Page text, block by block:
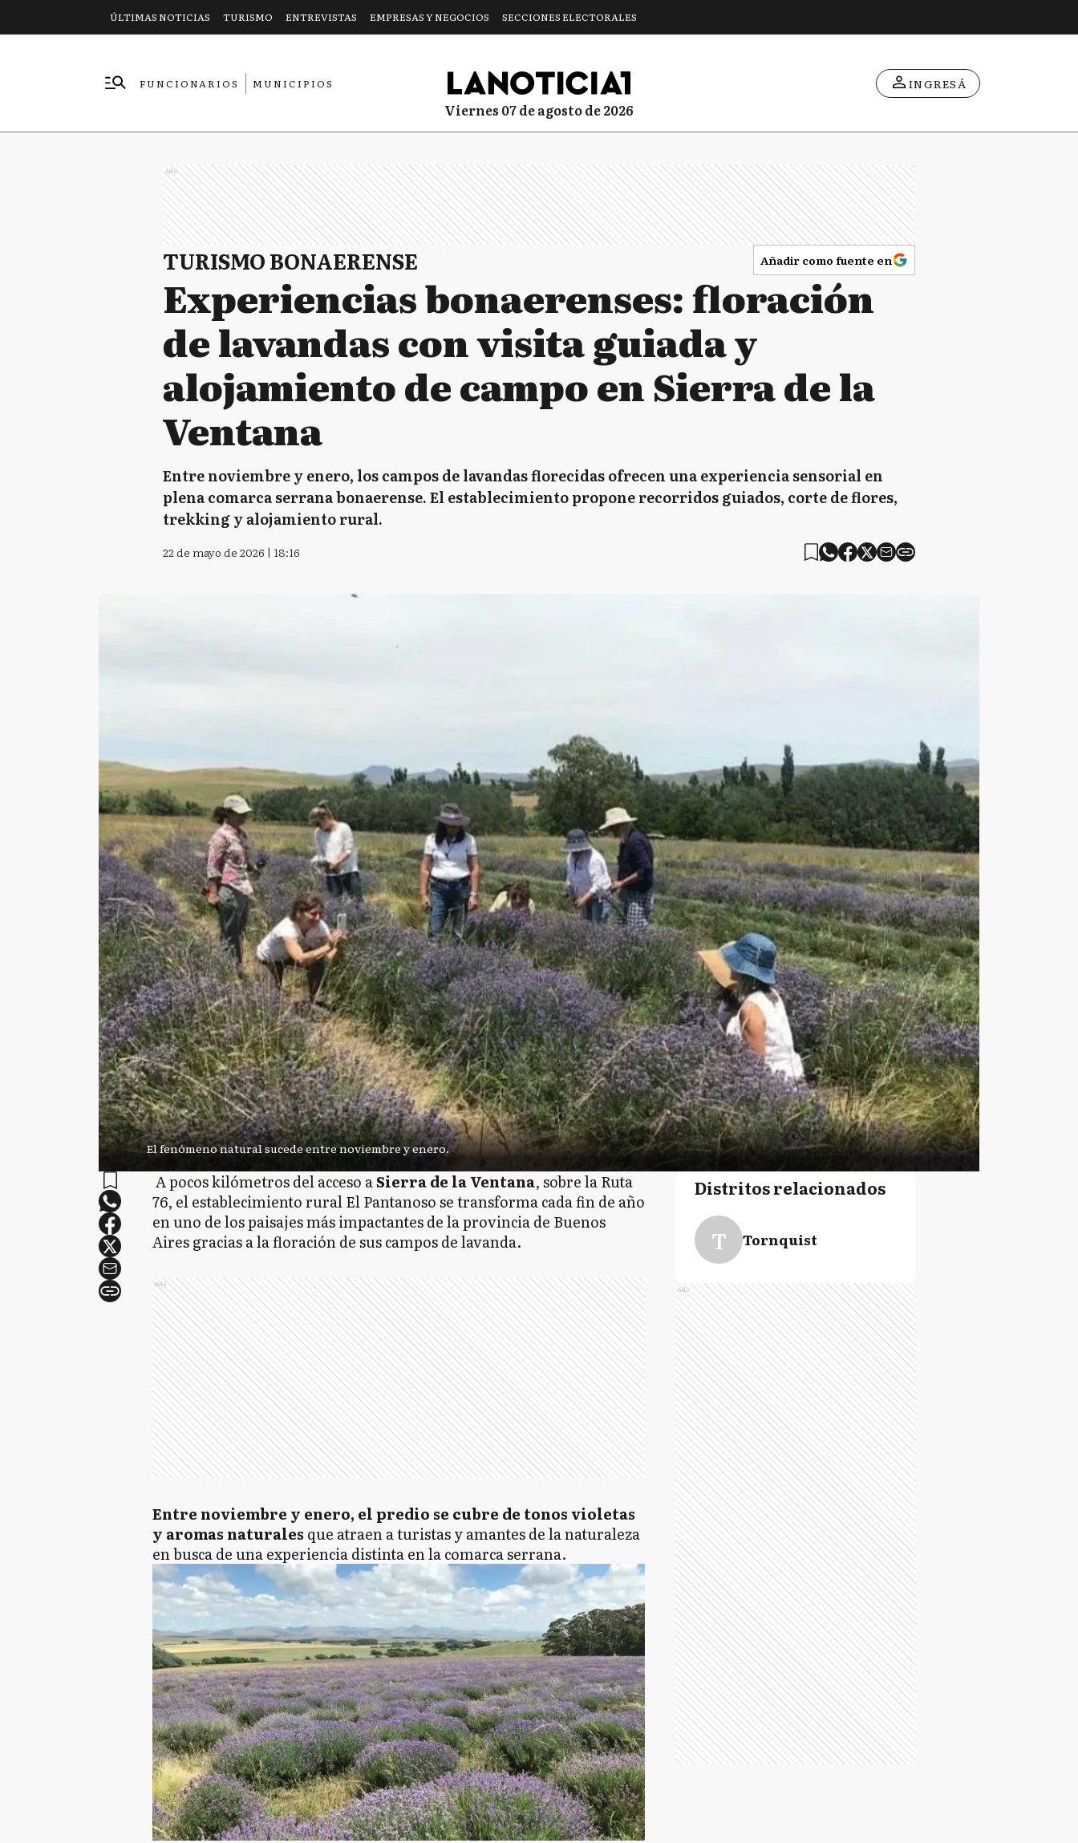
ÚLTIMAS NOTICIAS TURISMO ENTREVISTAS EMPRESAS Y NEGOCIOS SECCIONES ELECTORALES
FUNCIONARIOS
MUNICIPIOS
viernes 07 de agosto de 2026
INGRESÁ
Ads
TURISMO BONAERENSE Añadir como fuente en
Experiencias bonaerenses: floración
de lavandas con visita guiada y
alojamiento de campo en Sierra de la
Ventana
Entre noviembre y enero, los campos de lavandas florecidas ofrecen una experiencia sensorial en
plena comarca serrana bonaerense. El establecimiento propone recorridos guiados, corte de flores,
trekking y alojamiento rural.
22 de mayo de 2026 | 18:16
El fenómeno natural sucede entre noviembre y enero.
A pocos kilómetros del acceso aSierra de la Ventana, sobre la Ruta
76, el establecimiento rural El Pantanoso se transforma cada fin de año
en uno de los paisajes más impactantes de la provincia de Buenos
Aires gracias a la floración de sus campos de lavanda.
Ads
Entre noviembre y enero, el predio se cubre de tonos violetas
y aromas naturales que atraen a turistas y amantes de la naturaleza
en busca de una experiencia distinta en la comarca serrana.
Distritos relacionados
T Tornquist
Ads